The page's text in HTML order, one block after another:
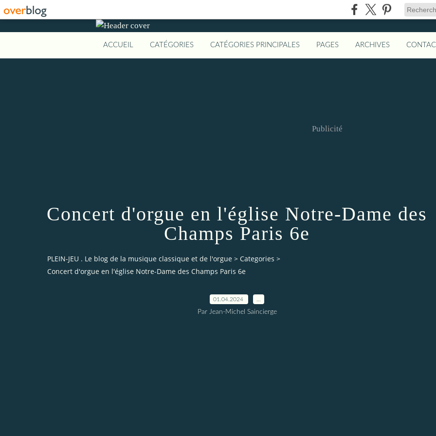
ACCUEIL CATÉGORIES CATÉGORIES PRINCIPALES PAGES ARCHIVES
Publicité
Concert d'orgue en l'église Notre-Dame des
Champs Paris 6e
PLEIN-JEU . Le blog de la musique classique et de l'orgue > Categories >
Concert d'orgue en l'église Notre-Dame des Champs Paris 6e
01.04.2024
Par Jean-Michel Saincierge